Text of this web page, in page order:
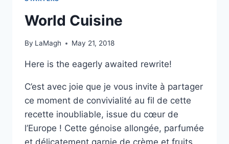
World Cuisine
By LaMagh May 21, 2018
Here is the eagerly awaited rewrite!
C’est avec joie que je vous invite à partager
ce moment de convivialité au fil de cette
recette inoubliable, issue du cœur de
l’Europe ! Cette génoise allongée, parfumée